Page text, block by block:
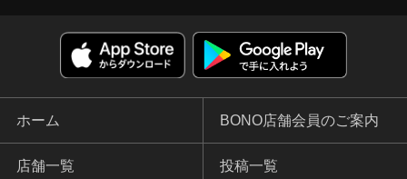
ホーム BONO店舗会員のご案内
店舗一覧 投稿一覧